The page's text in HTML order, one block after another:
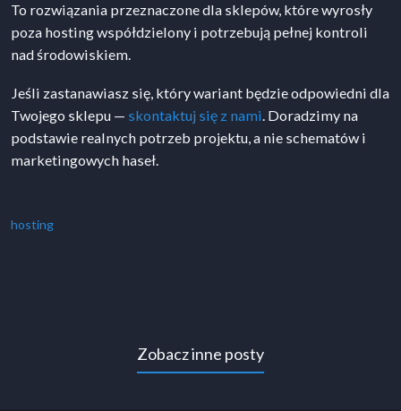
To rozwiązania przeznaczone dla sklepów, które wyrosły
poza hosting współdzielony i potrzebują pełnej kontroli
nad środowiskiem.
Jeśli zastanawiasz się, który wariant będzie odpowiedni dla
Twojego sklepu — skontaktuj się z nami. Doradzimy na
podstawie realnych potrzeb projektu, a nie schematów i
marketingowych haseł.
hosting
Zobacz inne posty